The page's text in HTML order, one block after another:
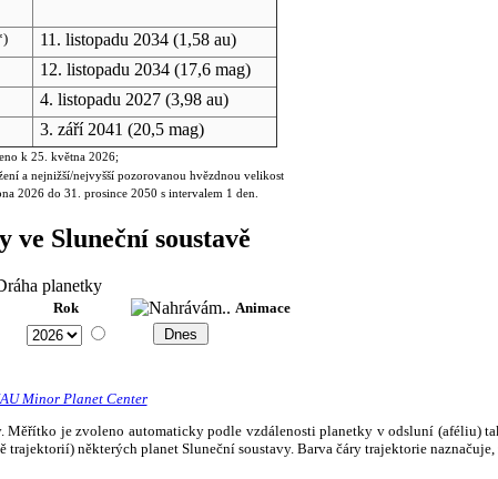
11. listopadu 2034(1,58 au)
12. listopadu 2034(17,6 mag)
4. listopadu 2027(3,98 au)
3. září 2041 (20,5 mag)
k 25. května 2026;
a nejnižší/nejvyšší pozorovanou hvězdnou velikost
2026 do 31. prosince 2050 s intervalem 1 den.
ve Sluneční soustavě
Rok Animace
Minor Planet Center
je zvoleno automaticky podle vzdálenosti planetky v odsluní (aféliu)
některých planet Sluneční soustavy. Barva čáry trajektorie